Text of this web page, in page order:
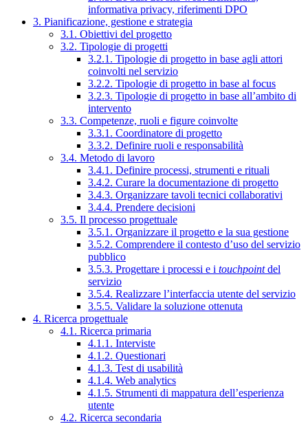
informativa privacy, riferimenti DPO
3. Pianificazione, gestione e strategia
3.1. Obiettivi del progetto
3.2. Tipologie di progetti
3.2.1. Tipologie di progetto in base agli attori
coinvolti nel servizio
3.2.2. Tipologie di progetto in base al focus
3.2.3. Tipologie di progetto in base all’ambito di
intervento
3.3. Competenze, ruoli e figure coinvolte
3.3.1. Coordinatore di progetto
3.3.2. Definire ruoli e responsabilità
3.4. Metodo di lavoro
3.4.1. Definire processi, strumenti e rituali
3.4.2. Curare la documentazione di progetto
3.4.3. Organizzare tavoli tecnici collaborativi
3.4.4. Prendere decisioni
3.5. Il processo progettuale
3.5.1. Organizzare il progetto e la sua gestione
3.5.2. Comprendere il contesto d’uso del servizio
pubblico
3.5.3. Progettare i processi e i touchpointdel
servizio
3.5.4. Realizzare l’interfaccia utente del servizio
3.5.5. Validare la soluzione ottenuta
4. Ricerca progettuale
4.1. Ricerca primaria
4.1.1. Interviste
4.1.2. Questionari
4.1.3. Test di usabilità
4.1.4. Web analytics
4.1.5. Strumenti di mappatura dell’esperienza
utente
4.2. Ricerca secondaria